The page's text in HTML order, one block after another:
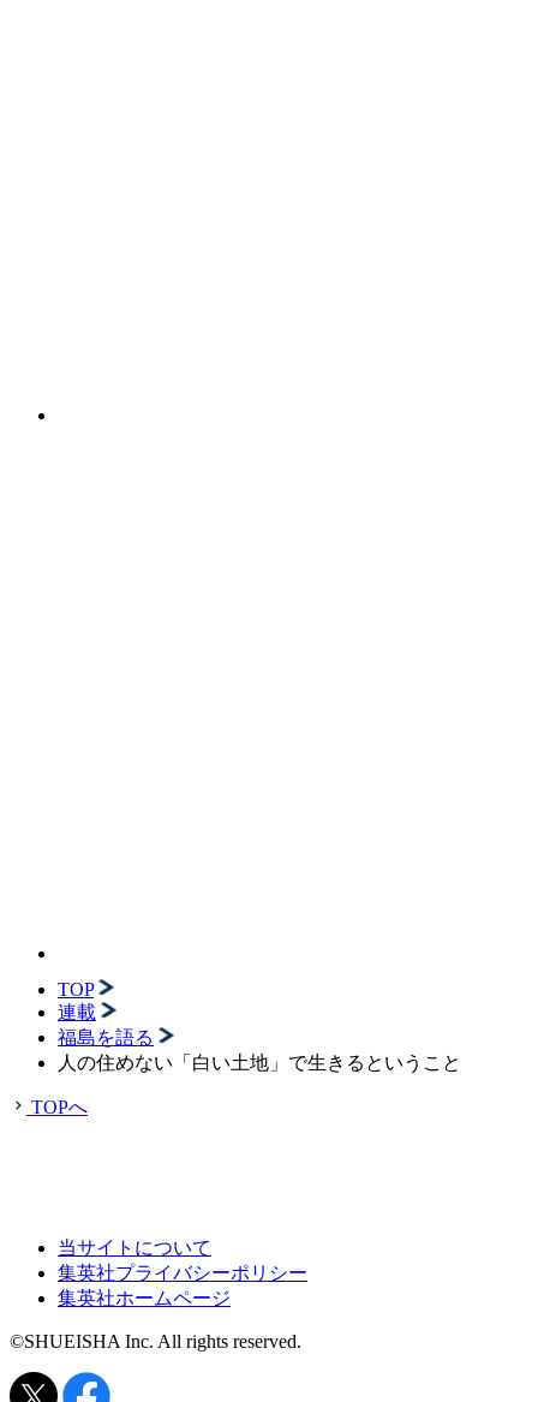
TOP
連載
福島を語る
人の住めない「白い土地」で生きるということ
TOPへ
当サイトについて
集英社プライバシーポリシー
集英社ホームページ
©SHUEISHA Inc. All rights reserved.